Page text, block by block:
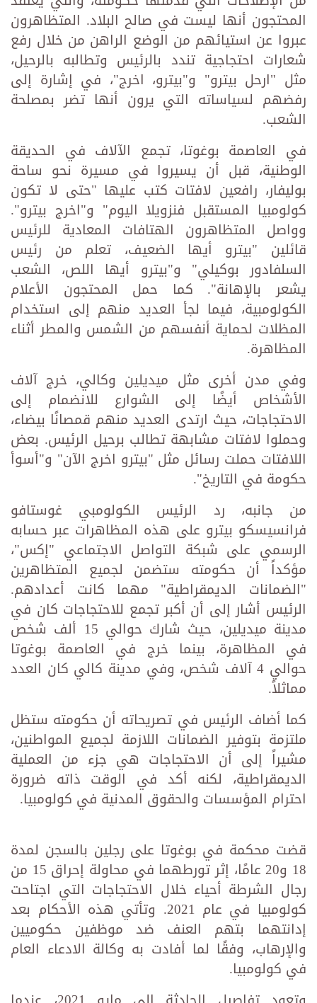
المحتجون أنها ليست في صالح البلاد. المتظاهرون
عبروا عن استيائهم من الوضع الراهن من خلال رفع
شعارات احتجاجية تندد بالرئيس وتطالبه بالرحيل،
مثل "ارحل بيترو" و"بيترو، اخرج"، في إشارة إلى
رفضهم لسياساته التي يرون أنها تضر بمصلحة
الشعب.
في العاصمة بوغوتا، تجمع الآلاف في الحديقة
الوطنية، قبل أن يسيروا في مسيرة نحو ساحة
بوليفار، رافعين لافتات كتب عليها "حتى لا تكون
كولومبيا المستقبل فنزويلا اليوم" و"اخرج بيترو".
وواصل المتظاهرون الهتافات المعادية للرئيس
قائلين "بيترو أيها الضعيف، تعلم من رئيس
السلفادور بوكيلي" و"بيترو أيها اللص، الشعب
يشعر بالإهانة". كما حمل المحتجون الأعلام
الكولومبية، فيما لجأ العديد منهم إلى استخدام
المظلات لحماية أنفسهم من الشمس والمطر أثناء
المظاهرة.
وفي مدن أخرى مثل ميديلين وكالي، خرج آلاف
الأشخاص أيضًا إلى الشوارع للانضمام إلى
الاحتجاجات، حيث ارتدى العديد منهم قمصانًا بيضاء،
وحملوا لافتات مشابهة تطالب برحيل الرئيس. بعض
اللافتات حملت رسائل مثل "بيترو اخرج الآن" و"أسوأ
حكومة في التاريخ".
من جانبه، رد الرئيس الكولومبي غوستافو
فرانسيسكو بيترو على هذه المظاهرات عبر حسابه
الرسمي على شبكة التواصل الاجتماعي "إكس"،
مؤكداً أن حكومته ستضمن لجميع المتظاهرين
"الضمانات الديمقراطية" مهما كانت أعدادهم.
الرئيس أشار إلى أن أكبر تجمع للاحتجاجات كان في
مدينة ميديلين، حيث شارك حوالي 15 ألف شخص
في المظاهرة، بينما خرج في العاصمة بوغوتا
حوالي 4 آلاف شخص، وفي مدينة كالي كان العدد
مماثلاً.
كما أضاف الرئيس في تصريحاته أن حكومته ستظل
ملتزمة بتوفير الضمانات اللازمة لجميع المواطنين،
مشيراً إلى أن الاحتجاجات هي جزء من العملية
الديمقراطية، لكنه أكد في الوقت ذاته ضرورة
احترام المؤسسات والحقوق المدنية في كولومبيا.
قضت محكمة في بوغوتا على رجلين بالسجن لمدة
18 و20 عامًا، إثر تورطهما في محاولة إحراق 15 من
رجال الشرطة أحياء خلال الاحتجاجات التي اجتاحت
كولومبيا في عام 2021. وتأتي هذه الأحكام بعد
إدانتهما بتهم العنف ضد موظفين حكوميين
والإرهاب، وفقًا لما أفادت به وكالة الادعاء العام
في كولومبيا.